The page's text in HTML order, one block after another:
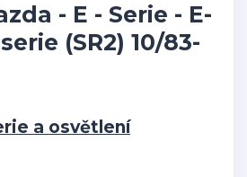
- E - Serie - E-
(SR2) 10/83-
a osvětlení